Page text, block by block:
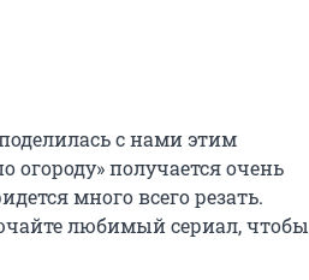
с нами этим
огороду» получается очень
много всего резать.
любимый сериал, чтобы